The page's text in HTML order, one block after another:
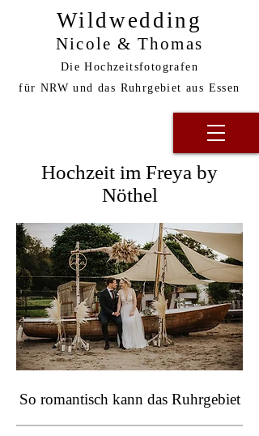
Wildwedding
Nicole & Thomas
Die Hochzeitsfotografen
für NRW und das Ruhrgebiet aus Essen
Hochzeit im Freya by
Nöthel
So romantisch kann das Ruhrgebiet